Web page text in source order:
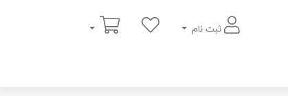
ثبت نام
سبد خرید